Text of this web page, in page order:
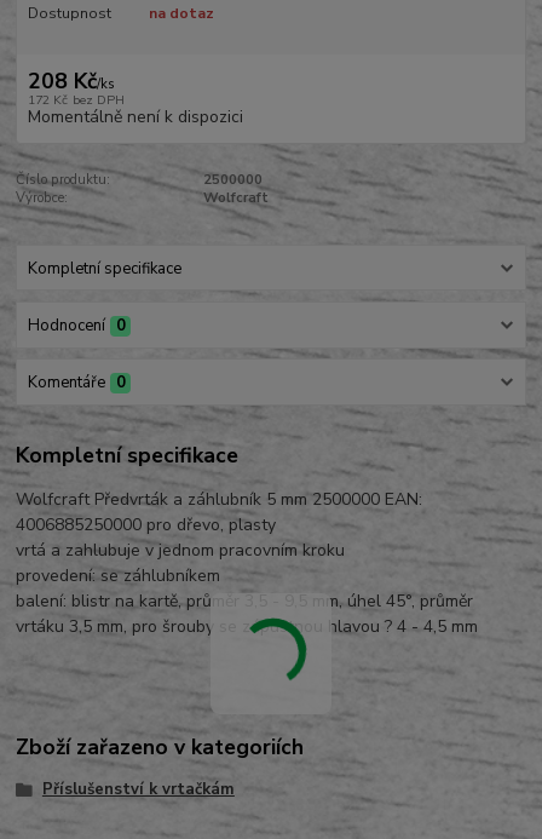
Dostupnost na dotaz
208 Kč/ks
172 Kč bez DPH
Momentálně není k dispozici
Číslo produktu:
2500000
Výrobce:
Wolfcraft
Kompletní specifikace
Hodnocení 0
Komentáře 0
Kompletní specifikace
Wolfcraft Předvrták a záhlubník 5 mm 2500000 EAN:
4006885250000 pro dřevo, plasty
vrtá a zahlubuje v jednom pracovním kroku
provedení: se záhlubníkem
balení: blistr na kartě, průměr 3,5 - 9,5 mm, úhel 45°, průměr
vrtáku 3,5 mm, pro šrouby se zápustnou hlavou ? 4 - 4,5 mm
Zboží zařazeno v kategoriích
Příslušenství k vrtačkám